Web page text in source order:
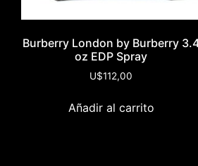
Burberry London by Burberry
oz EDP Spray
U$112,00
Añadir al carrito